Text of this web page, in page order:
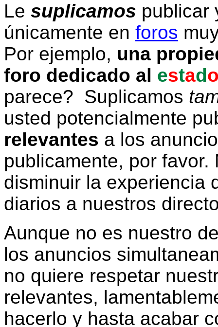
Le suplicamos publicar
únicamente en foros
Por ejemplo, una
foro dedicado al estad
parece? Suplicamos
usted potencialmente
relevantes a los
publicamente, por
disminuir la experiencia
diarios a nuestros
Aunque no es nuestro
los anuncios
no quiere respetar
relevantes,
hacerlo y hasta acabar